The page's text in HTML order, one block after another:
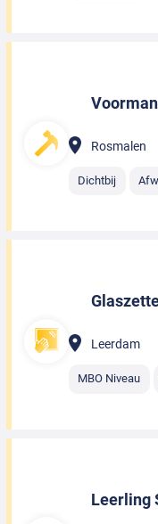
Rosmalen
Dichtbij
Leerdam
MBO Niveau
Leerling